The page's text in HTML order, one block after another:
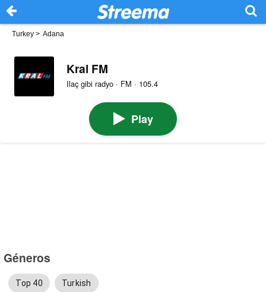
Turkey > Adana
Kral FM
Ilaç gibi radyo · FM · 105.4
Play
Géneros
Top 40 Turkish